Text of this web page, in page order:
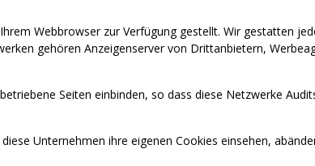
Webbrowser zur Verfügung gestellt. Wir gestatten
gehören Anzeigenserver von Drittanbietern,
Seiten einbinden, so dass diese Netzwerke
Unternehmen ihre eigenen Cookies einsehen,